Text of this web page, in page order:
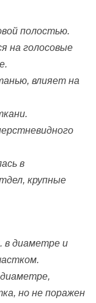
полостью.
на голосовые
влияет на
в
крупные
в диаметре и
диаметре,
но не поражен